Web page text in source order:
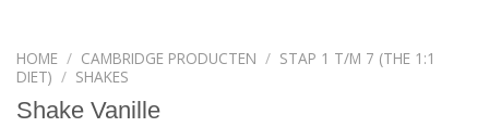
HOME / CAMBRIDGE PRODUCTEN / STAP 1 T/M 7 (THE 1:1
DIET) / SHAKES
Shake Vanille